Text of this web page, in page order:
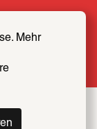
Mehr